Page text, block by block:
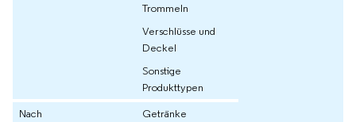
Trommeln
Verschlüsse und
Deckel
Sonstige
Produkttypen
Nach
Getränke